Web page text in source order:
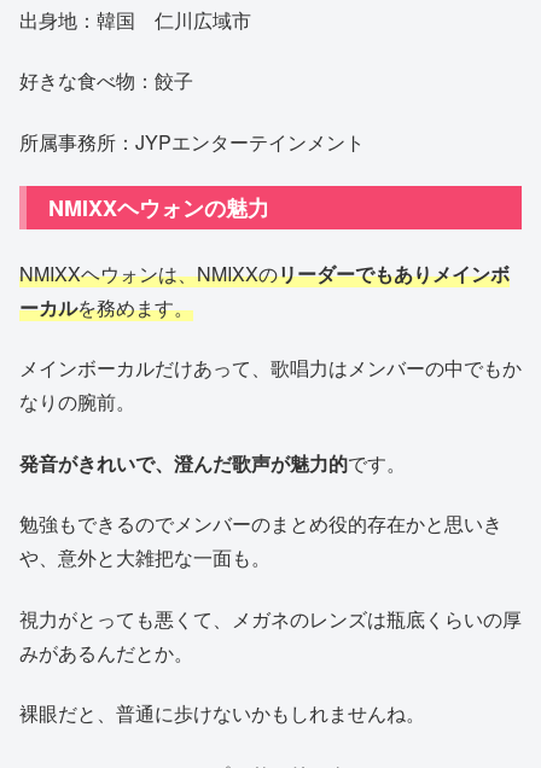
出身地：韓国 仁川広域市
好きな食べ物：餃子
所属事務所：JYPエンターテインメント
NMIXXヘウォンの魅力
NMIXXヘウォンは、NMIXXのリーダーでもありメインボ
ーカルを務めます。
メインボーカルだけあって、歌唱力はメンバーの中でもか
なりの腕前。
発音がきれいで、澄んだ歌声が魅力的です。
勉強もできるのでメンバーのまとめ役的存在かと思いき
や、意外と大雑把な一面も。
視力がとっても悪くて、メガネのレンズは瓶底くらいの厚
みがあるんだとか。
裸眼だと、普通に歩けないかもしれませんね。